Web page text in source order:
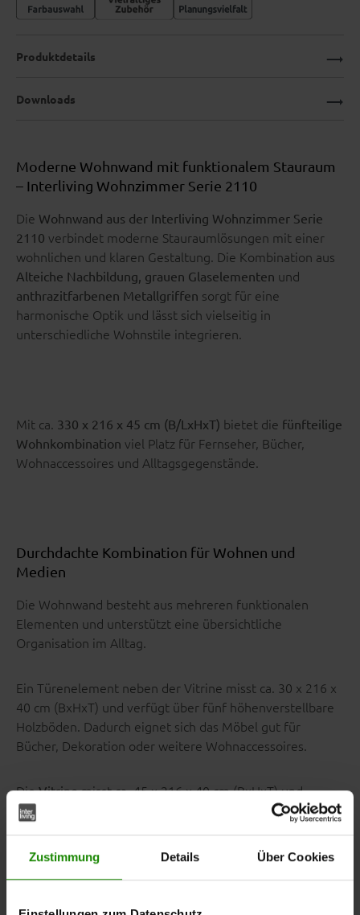
Zustimmung Details Über Cookies
Moderne Wohnwand mit funktionalem Stauraum
– Interliving Wohnzimmer Serie 2110
Die Wohnwand aus der Interliving Wohnzimmer Serie
2110 verbindet moderne Stauraumlösungen mit einer
wohnlichen und klaren Gestaltung. Die Kombination aus
Alteiche Nachbildung, grauen Glaselementen und
anthrazitfarbenen Metallgriffen sorgt für eine
harmonische Optik und lässt sich vielseitig in
unterschiedliche Wohnstile integrieren.
Mit ca. 330 x 216 x 45 cm (B/LxHxT) bietet die fünfteilige
Wohnkombination viel Platz für Fernseher, Bücher,
Wohnaccessoires und Alltagsgegenstände.
Durchdachte Kombination für Wohnen und
Medien
Die Wohnwand besteht aus mehreren funktionalen
Elementen und unterstützt eine übersichtliche
Organisation im Alltag.
Ein Türenelement neben der Vitrine misst ca. 30 x 216 x
40 cm (BxHxT) und verfügt über fünf höhenverstellbare
Holzböden. Dadurch eignet sich das Möbel gut für
Bücher, Dekoration oder weitere Wohnaccessoires.
DieVitrinemisst ca. 45 x 216 x 40 cm (BxHxT) und
kombiniert einen Glaseinsatz mit drei
höhenverstellbaren Klarglasböden sowie zusätzlichen
Holzböden. Dadurch lassen sich dekorative Gegenstände
sichtbar und gleichzeitig geschützt aufbewahren.
Produktdetails
Downloads